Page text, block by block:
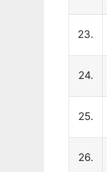
23.
24.
25.
26.